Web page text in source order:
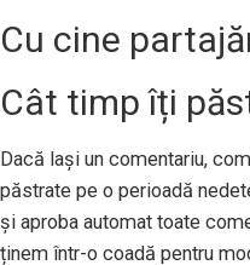
Cu cine
Cât timp îți
Dacă lași un comentariu,
păstrate pe o perioadă
și aproba automat toate
ținem într-o coadă pentru